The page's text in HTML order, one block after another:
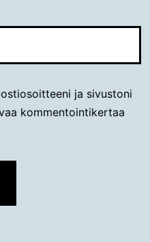
ja sivustoni
kommentointikertaa